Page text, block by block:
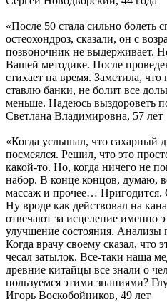
«После 50 стала сильно болеть
остеохондроз, сказали, он с
позвоночник не выдерживает.
Вашей методике. После
стихает на время. Заметила, что
ставлю банки, не болит все
меньше. Надеюсь выздороветь
Светлана Владимировна, 57 лет
«Когда услышал, что сахарный
посмеялся. Решил, что это
какой-то. Но, когда ничего не
набор. В конце концов, думаю,
массаж и прочее… Пригодится.
Ну вроде как действовал на
отвечают за исцеление именно
улучшение состояния. Анализы
Когда врачу своему сказал, что
чесал затылок. Все-таки наша
древние китайцы все знали о
пользуемся этими знаниями?
Игорь Воскобойников, 49 лет